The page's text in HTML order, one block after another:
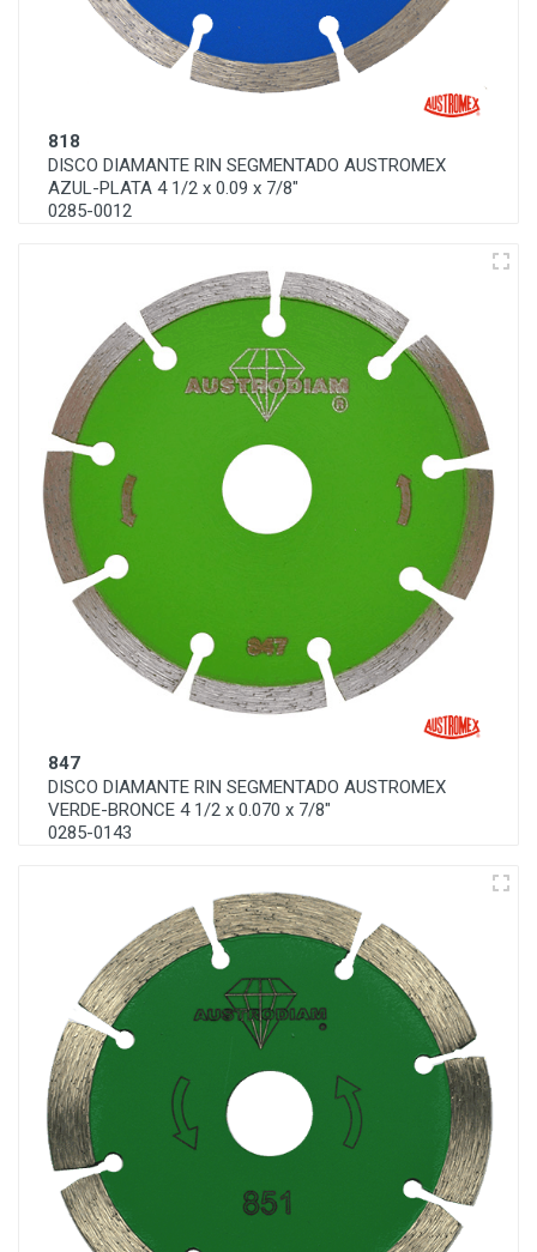
818
DISCO DIAMANTE RIN SEGMENTADO AUSTROMEX
AZUL-PLATA 4 1/2 x 0.09 x 7/8"
0285-0012
847
DISCO DIAMANTE RIN SEGMENTADO AUSTROMEX
VERDE-BRONCE 4 1/2 x 0.070 x 7/8"
0285-0143